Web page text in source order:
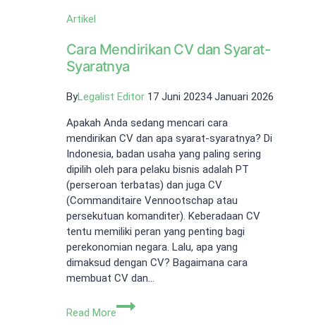
Artikel
Cara Mendirikan CV dan Syarat-
Syaratnya
ByLegalist Editor 17 Juni 20234 Januari 2026
Apakah Anda sedang mencari cara
mendirikan CV dan apa syarat-syaratnya? Di
Indonesia, badan usaha yang paling sering
dipilih oleh para pelaku bisnis adalah PT
(perseroan terbatas) dan juga CV
(Commanditaire Vennootschap atau
persekutuan komanditer). Keberadaan CV
tentu memiliki peran yang penting bagi
perekonomian negara. Lalu, apa yang
dimaksud dengan CV? Bagaimana cara
membuat CV dan…
Read More
Cara